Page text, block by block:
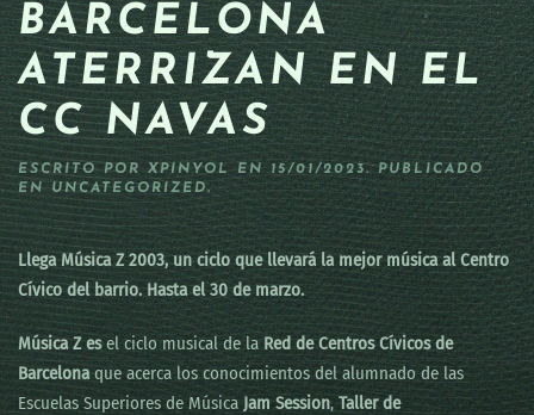
BARCELONA
ATERRIZAN EN EL
CC NAVAS
ESCRITO POR XPINYOL EN15/01/2023. PUBLICADO
ENUNCATEGORIZED.
Llega Música Z 2003, un ciclo que llevará la mejor música al Centro
Cívico del barrio. Hasta el 30 de marzo.
Música Z esel ciclo musical de laRed de Centros Cívicos de
Barcelonaque acerca los conocimientos del alumnado de las
Escuelas Superiores de Música Jam Session,Taller de